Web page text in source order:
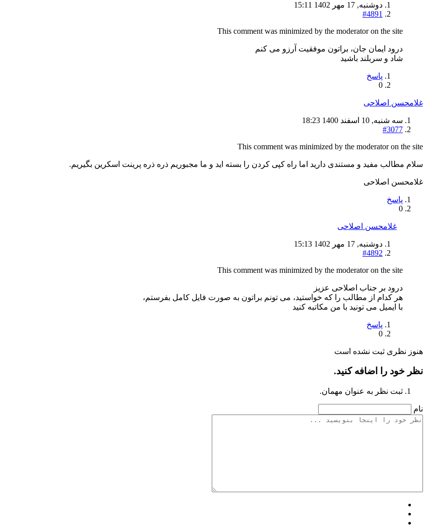
دوشنبه, 17 مهر 1402 15:11
#4891
This comment was minimized by the moderator on the site
درود ایمان جان، براتون موفقیت آرزو می کنم
شاد و سربلند باشید
پاسخ
0
غلامحسن اصلاحی
سه شنبه, 10 اسفند 1400 18:23
#3077
This comment was minimized by the moderator on the site
سلام مطالب مفید و مستندی دارید اما راه کپی کردن را بسته اید و ما مجبوریم ذره ذره پرینت اسکرین بگیریم.
غلامحسن اصلاحی
پاسخ
0
غلامحسن اصلاحی
دوشنبه, 17 مهر 1402 15:13
#4892
This comment was minimized by the moderator on the site
درود بر جناب اصلاحی عزیز
هر کدام از مطالب را که خواستید، می تونم براتون به صورت فایل کامل بفرستم،
با ایمیل می تونید با من مکاتبه کنید
پاسخ
0
هنوز نظری ثبت نشده است
نظر خود را اضافه کنید.
ثبت نظر به عنوان مهمان.
نام